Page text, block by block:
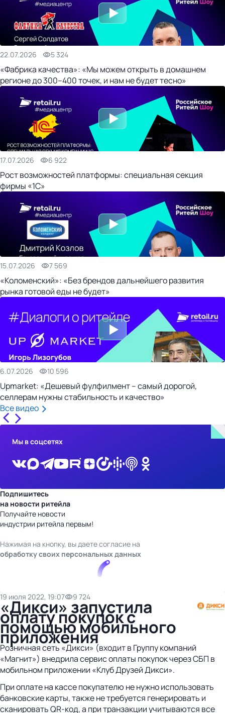
22.07.2026 5 324
«Фабрика качества»: «Мы можем открыть в домашнем
регионе до 300–400 точек, и нам не будет тесно»
17.07.2026 6 922
Рост возможностей платформы: специальная секция
фирмы «1С»
15.07.2026 7 569
«Коломенский»: «Без брендов дальнейшего развития
рынка готовой еды не будет»
6.07.2026 10 596
Upmarket: «Дешевый фулфилмент – самый дорогой,
селлерам нужны стабильность и качество»
Все видео
Мы в соцсетях
Подпишитесь
на новости ритейла
Получайте новости
индустрии ритейла первым!
Нажимая на кнопку, вы даете согласие на
обработку своих персональных данных
19 июля 2022, 19:07 9 724
«Дикси» запустила
оплату покупок с
помощью мобильного
приложения
Розничная сеть «Дикси» (входит в Группу компаний
«Магнит») внедрила сервис оплаты покупок через СБП в
мобильном приложении «Клуб Друзей Дикси».
При оплате на кассе покупателю не нужно использовать
банковские карты, также не требуется генерировать и
сканировать QR-код, а при транзакции учитываются все